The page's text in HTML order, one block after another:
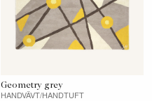
Geometry grey
HANDVÄVT/HANDTUFT